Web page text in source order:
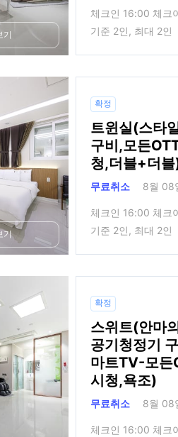
기
체크인 16:00 체크
기준 2인, 최대 2인
기
확정
트윈실(스타
구비,모든
청,더블+더
무료취소 8월 08
체크인 16:00 체크
기준 2인, 최대 2인
확정
스위트(안마
공기청정기
마트TV-모든
시청,욕조)
무료취소 8월 08
체크인 16:00 체크